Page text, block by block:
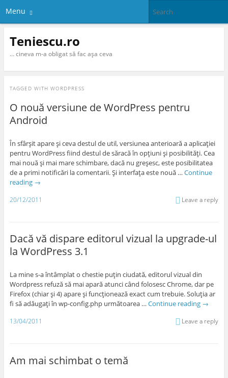
Menu
Teniescu.ro
… cineva m-a obligat să fac aşa ceva
TAGGED WITH WORDPRESS
O nouă versiune de WordPress pentru
Android
În sfârşit apare şi ceva destul de util, versiunea anterioară a aplicaţiei
pentru WordPress fiind destul de săracă în opţiuni şi posibilităţi. Cea
mai nouă şi mai mare schimbare, dacă nu greşesc, este posibilitatea
de a primi notificări la comentarii. Şi interfaţa este nouă … Continue
reading →
20/12/2011 Leave a reply
Dacă vă dispare editorul vizual la upgrade-ul
la WordPress 3.1
La mine s-a întâmplat o chestie puţin ciudată, editorul vizual din
Wordpress refuză să mai apară atunci când folosesc Chrome, dar pe
Firefox (chiar şi 4) apare şi funcţionează exact cum trebuie. Soluţia ar
fi să adăugaţi în wp-config.php următoarea … Continue reading →
13/04/2011 Leave a reply
Am mai schimbat o temă